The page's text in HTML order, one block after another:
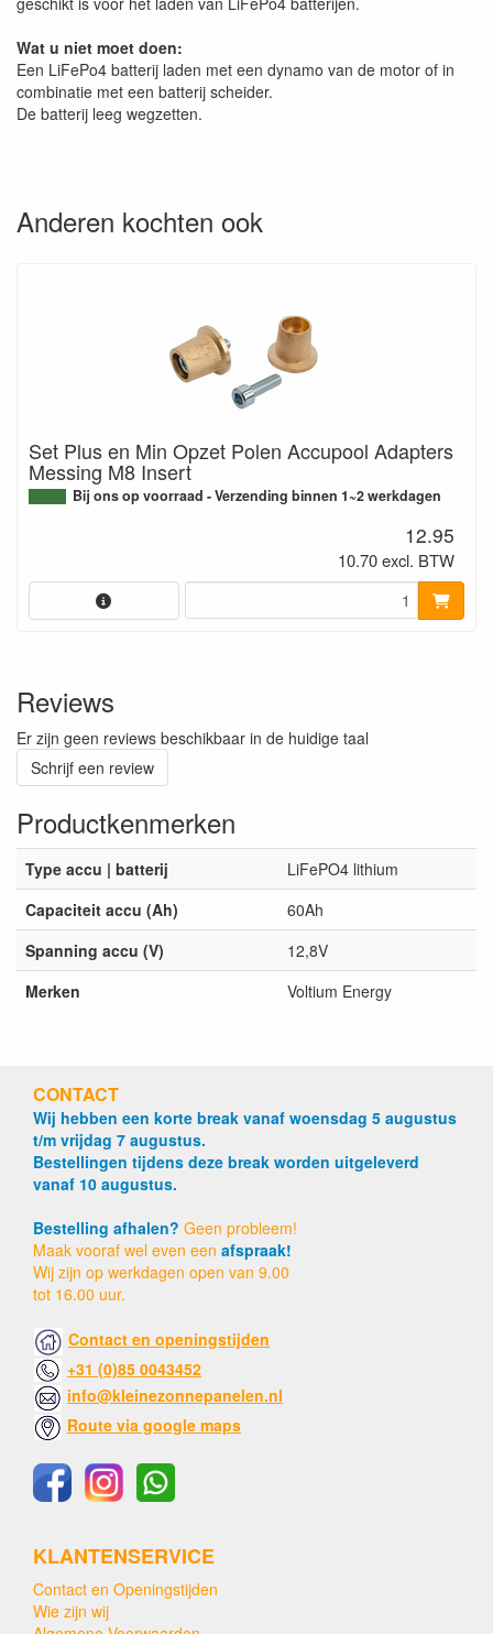
Wat u niet moet doen:
Een LiFePo4 batterij laden met een dynamo van de motor of in
combinatie met een batterij scheider.
De batterij leeg wegzetten.
Anderen kochten ook
Set Plus en Min Opzet Polen Accupool Adapters
Messing M8 Insert
Bij ons op voorraad - Verzending binnen 1~2 werkdagen
12.95
10.70 excl. BTW
Reviews
Er zijn geen reviews beschikbaar in de huidige taal
Schrijf een review
Productkenmerken
Type accu | batterij
LiFePO4 lithium
Capaciteit accu (Ah)
60Ah
Spanning accu (V)
12,8V
Merken
Voltium Energy
CONTACT
Wij hebben een korte break vanaf woensdag 5 augustus
t/m vrijdag 7 augustus.
Bestellingen tijdens deze break worden uitgeleverd
vanaf 10 augustus.
Bestelling afhalen? Geen probleem!
Maak vooraf wel even een afspraak!
Wij zijn op werkdagen open van 9.00
tot 16.00 uur.
Contact en openingstijden
+31 (0)85 0043452
info@kleinezonnepanelen.nl
Route via google maps
KLANTENSERVICE
Contact en Openingstijden
Wie zijn wij